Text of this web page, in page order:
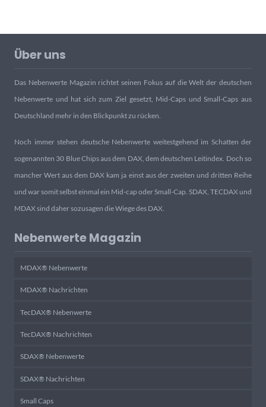
Über uns
Das Nebenwerte Magazin richtet seinen Fokus auf die Welt der deutschen
Nebenwerte und hat sich zum Ziel gesetzt, Mid-Caps und Small-Caps aus
Deutschland mehr in den Blickpunkt zu rücken.
Noch immer stehen deutsche Nebenwerte weitestgehend im Schatten der
sogenannten 30 Blue Chips aus dem DAX, dem deutschen Leitindex. Doch so
mancher Wert aus dem DAX kam ja einst aus der zweiten und dritten Reihe
und war somit selbst einmal ein Mid-cap oder Small-Cap. SDAX, TECDAX und
MDAX sind daher sozusagen die Wiege des DAX.
Nebenwerte Magazin
MDAX® Nebenwerte
MDAX® Nachrichten
TecDAX® Nebenwerte
TecDAX® Nachrichten
SDAX® Nebenwerte
SDAX® Nachrichten
Small Caps